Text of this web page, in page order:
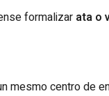
formalizar ata o
mesmo centro de